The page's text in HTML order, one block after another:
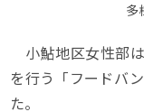
多
小鮎地区女性部
を行う「フードバ
た。